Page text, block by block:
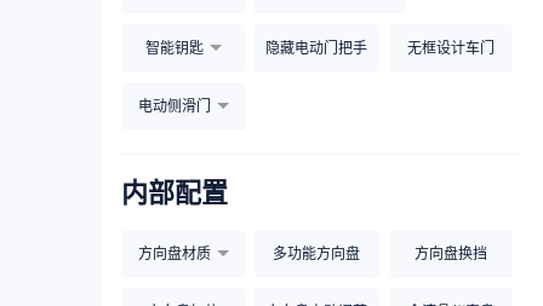
智能钥匙 隐藏电动门把手 无框设计车门
电动侧滑门
内部配置
方向盘材质 多功能方向盘 方向盘换挡